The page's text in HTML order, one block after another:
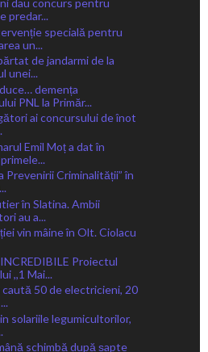
dau concurs pentru
predar...
specială pentru
un...
de jandarmi de la
unei...
demența
PNL la Primăr...
ai concursului de înot
Emil Moț a dat în
Prevenirii Criminalității” în
în Slatina. Ambii
au a...
vin mâine în Olt. Ciolacu
Proiectul
,,1 Mai...
50 de electricieni, 20
solariile legumicultorilor,
schimbă după șapte